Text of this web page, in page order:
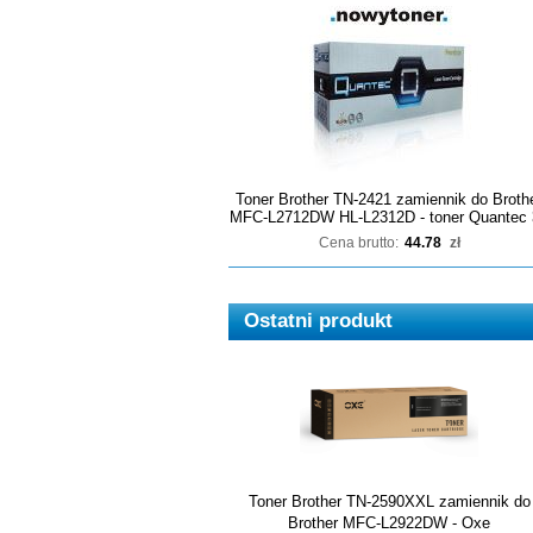
Toner Brother TN-2421 zamiennik do
MFC-L2712DW HL-L2312D - toner Quantec
Cena brutto: 44.78 zł
Ostatni produkt
Toner Brother TN-2590XXL zamiennik do
Brother MFC-L2922DW - Oxe